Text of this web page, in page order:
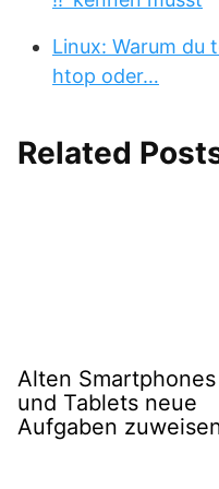
Linux: Warum du
htop oder…
Related
Alten Smartphones
und Tablets neue
Aufgaben